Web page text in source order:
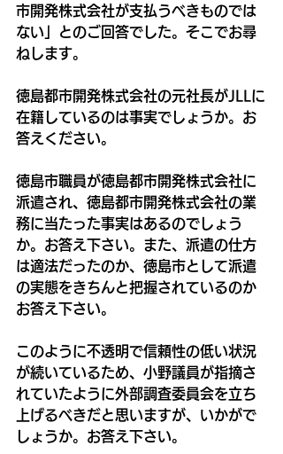
市開発株式会社が支払うべきものでは
ない」とのご回答でした。 そこでお尋
ねします。
徳島都市開発株式会社の元社長がJLLに
在籍しているのは事実でしょうか。お
答えください。
徳島市職員が徳島都市開発株式会社に
派遣され、徳島都市開発株式会社の業
務に当たった事実はあるのでしょう
か。お答え下さい。また、派遣の仕方
は適法だったのか、徳島市として派遣
の実態をきちんと把握されているのか
お答え下さい。
このように不透明で信頼性の低い状況
が続いているため、小野議員が指摘さ
れていたように外部調査委員会を立ち
上げるべきだと思いますが、いかがで
しょうか。お答え下さい。